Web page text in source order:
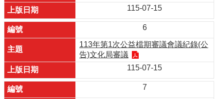
115-07-15
6
113年第1次公益檔期審議會議紀錄(公
告)文化局審議
115-07-15
7